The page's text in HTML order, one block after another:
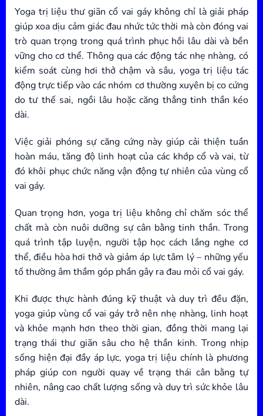
Yoga trị liệu thư giãn cổ vai gáy không chỉ là giải pháp
giúp xoa dịu cảm giác đau nhức tức thời mà còn đóng vai
trò quan trọng trong quá trình phục hồi lâu dài và bền
vững cho cơ thể. Thông qua các động tác nhẹ nhàng, có
kiểm soát cùng hơi thở chậm và sâu, yoga trị liệu tác
động trực tiếp vào các nhóm cơ thường xuyên bị co cứng
do tư thế sai, ngồi lâu hoặc căng thẳng tinh thần kéo
dài.
Việc giải phóng sự căng cứng này giúp cải thiện tuần
hoàn máu, tăng độ linh hoạt của các khớp cổ và vai, từ
đó khôi phục chức năng vận động tự nhiên của vùng cổ
vai gáy.
Quan trọng hơn, yoga trị liệu không chỉ chăm sóc thể
chất mà còn nuôi dưỡng sự cân bằng tinh thần. Trong
quá trình tập luyện, người tập học cách lắng nghe cơ
thể, điều hòa hơi thở và giảm áp lực tâm lý – những yếu
tố thường âm thầm góp phần gây ra đau mỏi cổ vai gáy.
Khi được thực hành đúng kỹ thuật và duy trì đều đặn,
yoga giúp vùng cổ vai gáy trở nên nhẹ nhàng, linh hoạt
và khỏe mạnh hơn theo thời gian, đồng thời mang lại
trạng thái thư giãn sâu cho hệ thần kinh. Trong nhịp
sống hiện đại đầy áp lực, yoga trị liệu chính là phương
pháp giúp con người quay về trạng thái cân bằng tự
nhiên, nâng cao chất lượng sống và duy trì sức khỏe lâu
dài.